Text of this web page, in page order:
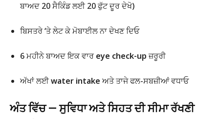
ਬਾਅਦ 20 ਸੈਕਿੰਡ ਲਈ 20 ਫੁੱਟ ਦੂਰ ਦੇਖੋ)
ਬਿਸਤਰੇ ‘ਤੇ ਲੇਟ ਕੇ ਮੋਬਾਈਲ ਨਾ ਦੇਖਣ ਦਿਓ
6 ਮਹੀਨੇ ਬਾਅਦ ਇਕ ਵਾਰ eye check-upਜ਼ਰੂਰੀ
ਅੱਖਾਂ ਲਈwater intake ਅਤੇ ਤਾਜੇ ਫਲ-ਸਬਜ਼ੀਆਂ ਵਧਾਓ
ਅੰਤ ਵਿੱਚ — ਸੁਵਿਧਾ ਅਤੇ ਸਿਹਤ ਦੀ ਸੀਮਾ ਰੱਖਣੀ